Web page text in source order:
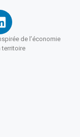
de l’économie
territoire